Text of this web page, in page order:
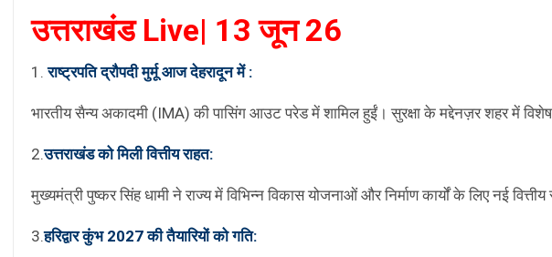
उत्तराखंड Live| 13 जून 26
1.राष्ट्रपति द्रौपदी मुर्मू आज देहरादून में :
भारतीय सैन्य अकादमी (IMA) की पासिंग आउट परेड में शामिल हुईं। सुरक्षा के मद्देनज़र शहर में
2.उत्तराखंड को मिली वित्तीय राहत:
मुख्यमंत्री पुष्कर सिंह धामी ने राज्य में विभिन्न विकास योजनाओं और निर्माण कार्यों के लिए नई वित्तीय
3.हरिद्वार कुंभ 2027 की तैयारियों को गति: